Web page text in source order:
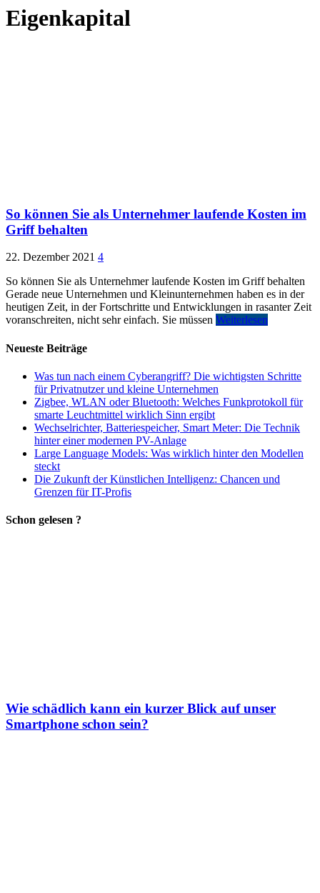
Eigenkapital
So können Sie als Unternehmer laufende Kosten im
Griff behalten
22. Dezember 2021 4
So können Sie als Unternehmer laufende Kosten im Griff behalten
Gerade neue Unternehmen und Kleinunternehmen haben es in der
heutigen Zeit, in der Fortschritte und Entwicklungen in rasanter Zeit
voranschreiten, nicht sehr einfach. Sie müssen Weiterlesen
Neueste Beiträge
Was tun nach einem Cyberangriff? Die wichtigsten Schritte
für Privatnutzer und kleine Unternehmen
Zigbee, WLAN oder Bluetooth: Welches Funkprotokoll für
smarte Leuchtmittel wirklich Sinn ergibt
Wechselrichter, Batteriespeicher, Smart Meter: Die Technik
hinter einer modernen PV-Anlage
Large Language Models: Was wirklich hinter den Modellen
steckt
Die Zukunft der Künstlichen Intelligenz: Chancen und
Grenzen für IT-Profis
Schon gelesen ?
Wie schädlich kann ein kurzer Blick auf unser
Smartphone schon sein?